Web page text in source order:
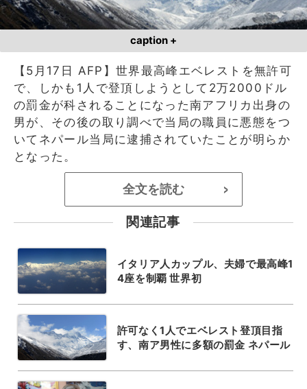
caption +
【5月17日 AFP】世界最高峰エベレストを無許可
で、しかも1人で登頂しようとして2万2000ドル
の罰金が科されることになった南アフリカ出身の
男が、その後の取り調べで当局の職員に悪態をつ
いてネパール当局に逮捕されていたことが明らか
となった。
全文を読む >
関連記事
イタリア人カップル、夫婦で最高峰1
4座を制覇 世界初
許可なく1人でエベレスト登頂目指
す、南ア男性に多額の罰金 ネパール